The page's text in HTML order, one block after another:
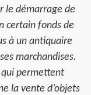
le démarrage de
certain fonds de
à un antiquaire
marchandises.
qui permettent
la vente d’objets